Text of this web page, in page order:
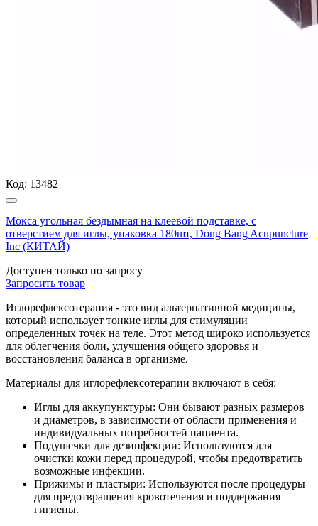
Код: 13482
Мокса угольная бездымная на клеевой подставке, с
отверстием для иглы, упаковка 180шт, Dong Bang Acupuncture
Inc (КИТАЙ)
Доступен только по запросу
Запросить товар
Иглорефлексотерапия - это вид альтернативной медицины,
который использует тонкие иглы для стимуляции
определенных точек на теле. Этот метод широко используется
для облегчения боли, улучшения общего здоровья и
восстановления баланса в организме.
Материалы для иглорефлексотерапии включают в себя:
Иглы для аккупунктуры: Они бывают разных размеров
и диаметров, в зависимости от области применения и
индивидуальных потребностей пациента.
Подушечки для дезинфекции: Используются для
очистки кожи перед процедурой, чтобы предотвратить
возможные инфекции.
Прижимы и пластыри: Используются после процедуры
для предотвращения кровотечения и поддержания
гигиены.